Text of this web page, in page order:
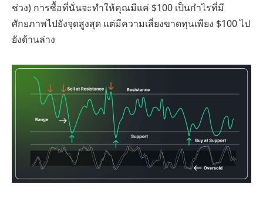
ช่วง) การซื้อที่นั่นจะทำให้คุณมีแค่ $100 เป็นกำไรที่มี
ศักยภาพไปยังจุดสูงสุด แต่มีความเสี่ยงขาดทุนเพียง $100 ไป
ยังด้านล่าง